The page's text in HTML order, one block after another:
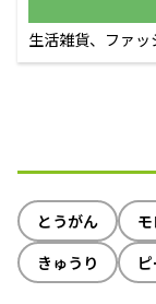
生活雑貨、ファ
えるECサイト
とうがん
きゅうり